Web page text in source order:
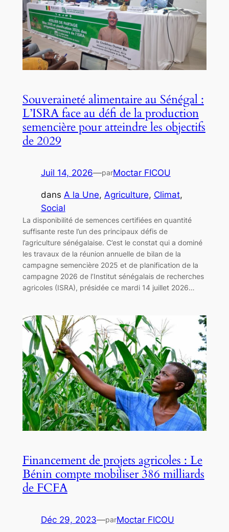
Souveraineté alimentaire au Sénégal :
L’ISRA face au défi de la production
semencière pour atteindre les objectifs
de 2029
Juil 14, 2026—parMoctar FICOU
dans A la Une, Agriculture, Climat
Social
La disponibilité de semences certifiées en quantité
suffisante reste l’un des principaux défis de
l’agriculture sénégalaise. C’est le constat qui a dominé
les travaux de la réunion annuelle de bilan de la
campagne semencière 2025 et de planification de la
campagne 2026 de l’Institut sénégalais de recherches
agricoles (ISRA), présidée ce mardi 14 juillet 2026…
Financement de projets agricoles : Le
Bénin compte mobiliser 386 milliards
de FCFA
Déc 29, 2023—parMoctar FICOU